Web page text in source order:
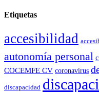
Etiquetas
accesibilidad
autonomía personal
COCEMFE CV coronavirus
discapacidad